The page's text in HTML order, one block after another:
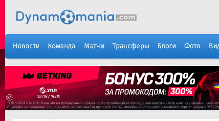
Новости Команда Матчи Трансферы Блоги Фото